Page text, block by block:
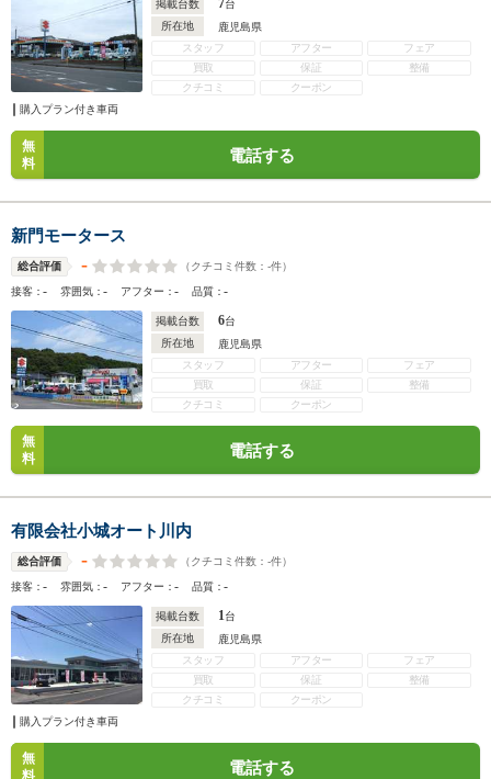
掲載台数 7台
所在地
鹿児島県
スタッフ
アフター
フェア
買取
保証
整備
クチコミ
クーポン
購入プラン付き車両
無
料
電話する
新門モータース
総合評価 - （クチコミ件数： -件）
接客：- 雰囲気：- アフター：- 品質：-
掲載台数 6台
所在地
鹿児島県
スタッフ
アフター
フェア
買取
保証
整備
クチコミ
クーポン
無
料
電話する
有限会社小城オート川内
総合評価 - （クチコミ件数： -件）
接客：- 雰囲気：- アフター：- 品質：-
掲載台数 1台
所在地
鹿児島県
スタッフ
アフター
フェア
買取
保証
整備
クチコミ
クーポン
購入プラン付き車両
無
料
電話する